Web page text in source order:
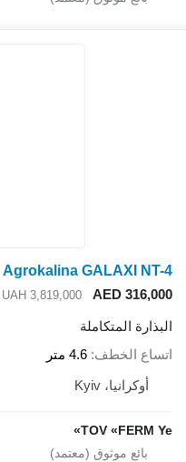
Agrokalina GALAXI NT-4
AED 316,000
UAH 3,819,000
البذارة المتكاملة
اتساع الخطف 4.6 متر
أوكرانيا، Kyiv
TOV «FERM Ye»